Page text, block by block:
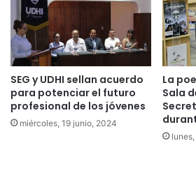
SEG y UDHI sellan acuerdo
para potenciar el futuro
profesional de los jóvenes
miércoles, 19 junio, 2024
La
Sala